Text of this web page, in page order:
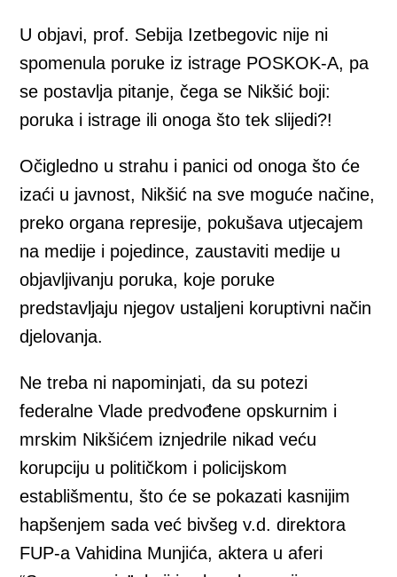
U objavi, prof. Sebija Izetbegovic nije ni
spomenula poruke iz istrage POSKOK-A, pa
se postavlja pitanje, čega se Nikšić boji:
poruka i istrage ili onoga što tek slijedi?!
Očigledno u strahu i panici od onoga što će
izaći u javnost, Nikšić na sve moguće načine,
preko organa represije, pokušava utjecajem
na medije i pojedince, zaustaviti medije u
objavljivanju poruka, koje poruke
predstavljaju njegov ustaljeni koruptivni način
djelovanja.
Ne treba ni napominjati, da su potezi
federalne Vlade predvođene opskurnim i
mrskim Nikšićem iznjedrile nikad veću
korupciju u političkom i policijskom
establišmentu, što će se pokazati kasnijim
hapšenjem sada već bivšeg v.d. direktora
FUP-a Vahidina Munjića, aktera u aferi